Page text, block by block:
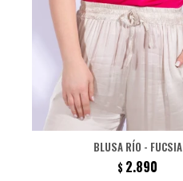
BLUSA RÍO - FUCSIA
$ 2.890